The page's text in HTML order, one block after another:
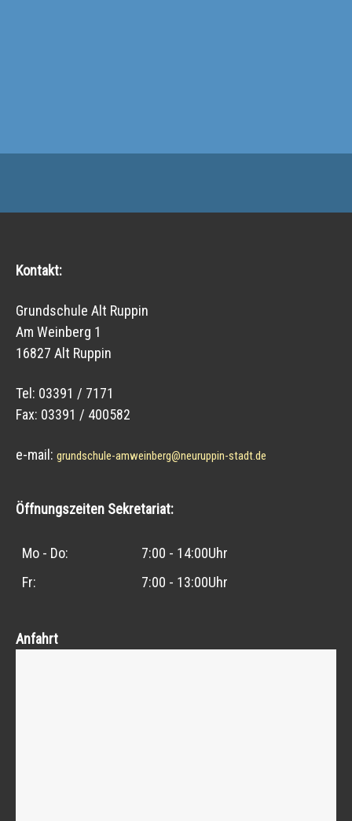
Kontakt:
Grundschule Alt Ruppin
Am Weinberg 1
16827 Alt Ruppin
Tel: 03391 / 7171
Fax: 03391 / 400582
e-mail: grundschule-amweinberg@neuruppin-stadt.de
Öffnungszeiten Sekretariat:
Mo - Do:
7:00 - 14:00Uhr
Fr:
7:00 - 13:00Uhr
Anfahrt